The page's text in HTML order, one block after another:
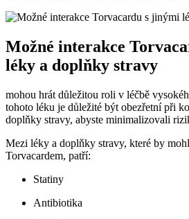
Možné interakce
léky a doplňky stravy
mohou hrát důležitou roli v léčbě
tohoto léku je důležité být obezřetní při
doplňky stravy, abyste minimalizovali
Mezi léky a doplňky stravy, které by
Torvacardem, patří:
Statiny
Antibiotika